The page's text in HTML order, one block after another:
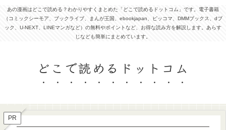
あの漫画はどこで読める？わかりやすくまとめた「どこで読めるドットコム」です。電子書籍
（コミックシーモア、ブックライブ、まんが王国、ebookjapan、ピッコマ、DMMブックス、dブ
ック、U-NEXT、LINEマンガなど）の無料やポイントなど、お得な読み方を解説します。あらす
じなども簡単にまとめています。
どこで読めるドットコム
PR